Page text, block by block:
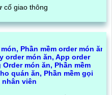
cố giao thông